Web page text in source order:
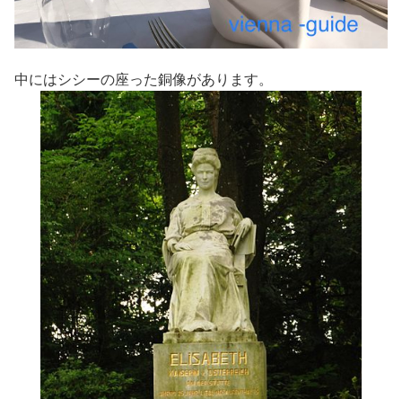
中にはシシーの座った銅像があります。